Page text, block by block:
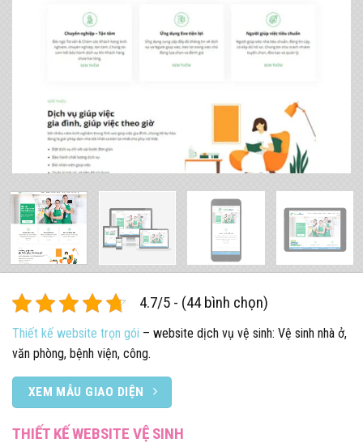
4.7/5 - (44 bình chọn)
Thiết kế website trọn gói – website dịch vụ vệ sinh: Vệ sinh nhà ở,
văn phòng, bệnh viện, công.
XEM MẪU GIAO DIỆN
THIẾT KẾ WEBSITE VỆ SINH